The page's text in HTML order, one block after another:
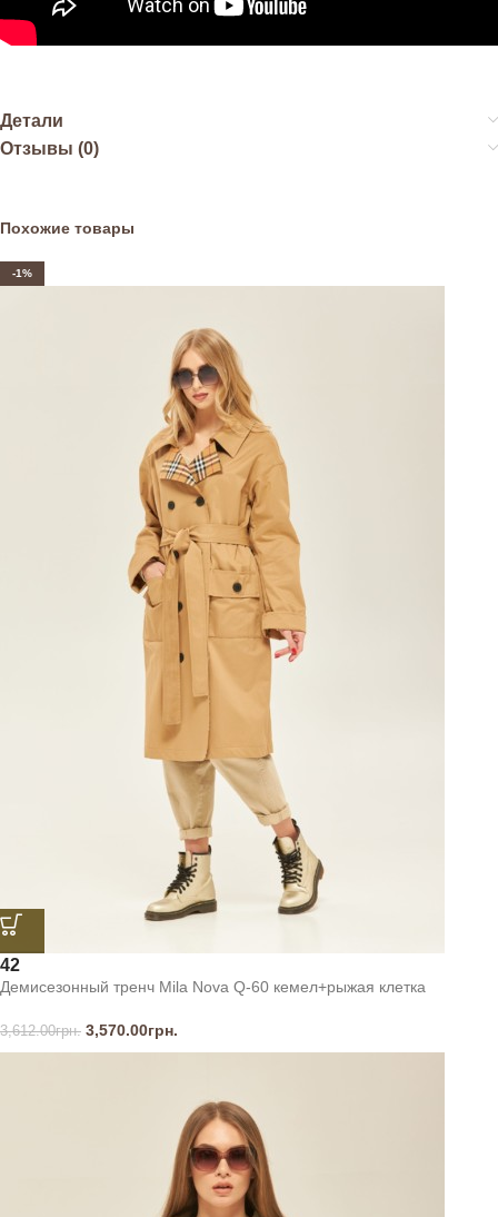
Детали
Отзывы (0)
Похожие товары
-1%
42
Демисезонный тренч Mila Nova Q-60 кемел+рыжая клетка
3,612.00грн. 3,570.00грн.